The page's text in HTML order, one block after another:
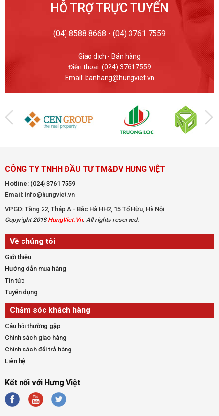
HỖ TRỢ TRỰC TUYẾN
(04) 8588 8668 - (04) 3761 7559
Giao dịch - Bán hàng
Điện thoại: (024) 37617559
Email: banhang@hungviet.vn
CÔNG TY TNHH ĐẦU TƯ TM&DV HƯNG VIỆT
Hotline: (024) 3761 7559
Email : info@hungviet.vn
VPGD: Tầng 22, Tháp A - Bắc Hà HH2, 15 Tố Hữu, Hà Nội
Copyright 2018HungViet.Vn. All rights reserved.
Về chúng tôi
Giới thiệu
Hướng dẫn mua hàng
Tin tức
Tuyển dụng
Chăm sóc khách hàng
Câu hỏi thường gặp
Chính sách giao hàng
Chính sách đổi trả hàng
Liên hệ
Kết nối với Hưng Việt